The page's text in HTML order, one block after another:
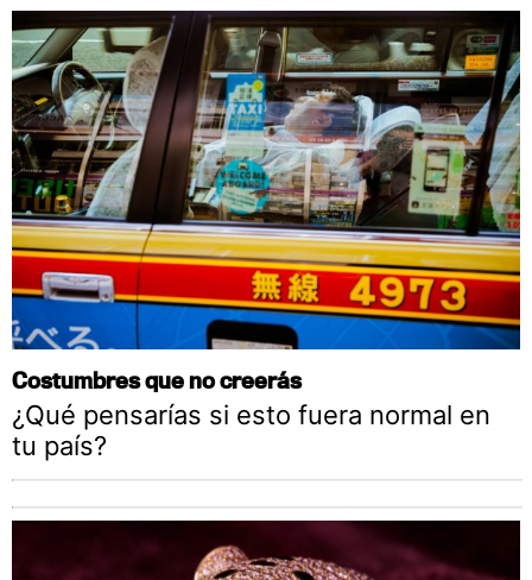
Costumbres que no creerás
¿Qué pensarías si esto fuera normal en
tu país?